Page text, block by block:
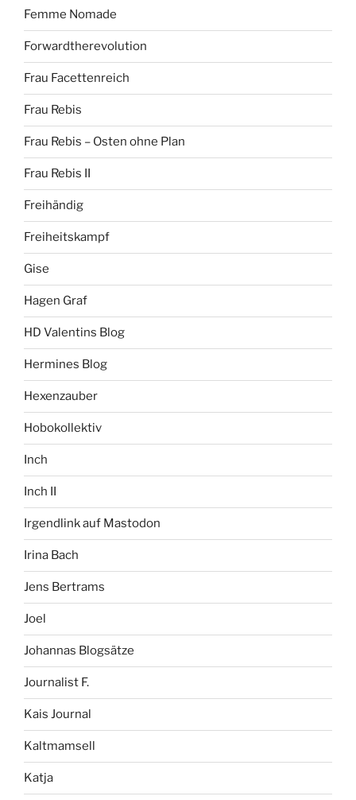
Femme Nomade
Forwardtherevolution
Frau Facettenreich
Frau Rebis
Frau Rebis – Osten ohne Plan
Frau Rebis II
Freihändig
Freiheitskampf
Gise
Hagen Graf
HD Valentins Blog
Hermines Blog
Hexenzauber
Hobokollektiv
Inch
Inch II
Irgendlink auf Mastodon
Irina Bach
Jens Bertrams
Joel
Johannas Blogsätze
Journalist F.
Kais Journal
Kaltmamsell
Katja